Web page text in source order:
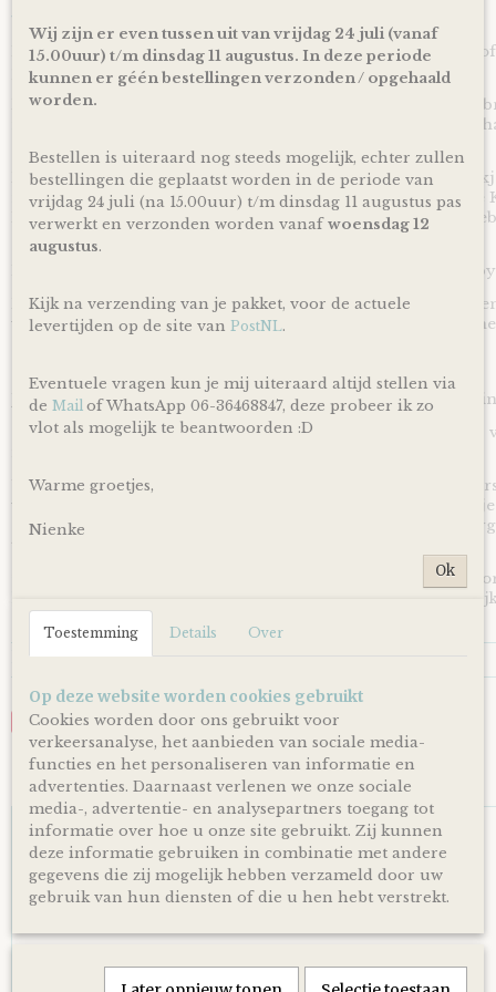
We Owl love Gifts!
Luiers zijn altijd van harte welkom met een baby op komst
papa en mama geworden bent!
Met deze Luiertaart Happy Horse Tuttle Konijn Richie Clay
mooi en vooral bruikbaar kraamcadeau voor een
Door de mooie combinatie van een heerlijk zacht tuttle
roest gekleurde linten is deze Luiertaart Happy Horse
Koper ideaal geschikt om cadeau te geven bij de komst of
als van een meisje.
Een ideaal cadeau dus voor wanneer het geslacht van de
De luiertaart wordt op een kartonnen onderplaat geplaatst
verpakt door middel van doorzichtig folie en lint, zodat je
Je kunt je bestelling dagelijks,op afspraak, komen ophalen
Of je laat je bestellinggratisbinnen Nederland verzenden*
Uiteraard is rechtstreeks verzending naar de kersverse
voor de persoonlijke touch kan je een eigen wens of
achterlaten in het opmerkingen veld bij het bestellen en
*Producten, op voorraad, worden binnen 1-4 werkdagen
levering is afhankelijk van de dienstregeling van PostNL.
en dagen altijd op de site van PostNL.
Reacties
Save
Ook interessant
Wij zijn er even tussen uit van vrijdag 24 juli (vanaf
15.00uur) t/m dinsdag 11 augustus. In deze periode
kunnen er géén bestellingen verzonden / opgehaald
worden.
Bestellen is uiteraard nog steeds mogelijk, echter zullen
bestellingen die geplaatst worden in de periode van
vrijdag 24 juli (na 15.00uur) t/m dinsdag 11 augustus pas
verwerkt en verzonden worden vanafwoensdag 12
augustus.
Kijk na verzending van je pakket, voor de actuele
levertijden op de site van PostNL.
Eventuele vragen kun je mij uiteraard altijd stellen via
de Mail of WhatsApp 06-36468847, deze probeer ik zo
vlot als mogelijk te beantwoorden :D
Warme groetjes,
Nienke
Ok
Toestemming Details Over
Op deze website worden cookies gebruikt
Cookies worden door ons gebruikt voor
verkeersanalyse, het aanbieden van sociale media-
functies en het personaliseren van informatie en
advertenties. Daarnaast verlenen we onze sociale
media-, advertentie- en analysepartners toegang tot
informatie over hoe u onze site gebruikt. Zij kunnen
deze informatie gebruiken in combinatie met andere
gegevens die zij mogelijk hebben verzameld door uw
gebruik van hun diensten of die u hen hebt verstrekt.